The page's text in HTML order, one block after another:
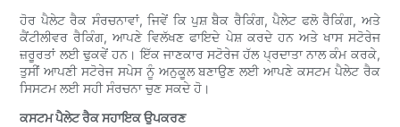
ਹੋਰ ਪੈਲੇਟ ਰੈਕ ਸੰਰਚਨਾਵਾਂ, ਜਿਵੇਂ ਕਿ ਪੁਸ਼ ਬੈਕ ਰੈਕਿੰਗ, ਪੈਲੇਟ ਫਲੋ ਰੈਕਿੰਗ, ਅਤੇ
ਕੈਂਟੀਲੀਵਰ ਰੈਕਿੰਗ, ਆਪਣੇ ਵਿਲੱਖਣ ਫਾਇਦੇ ਪੇਸ਼ ਕਰਦੇ ਹਨ ਅਤੇ ਖਾਸ ਸਟੋਰੇਜ
ਜ਼ਰੂਰਤਾਂ ਲਈ ਢੁਕਵੇਂ ਹਨ। ਇੱਕ ਜਾਣਕਾਰ ਸਟੋਰੇਜ ਹੱਲ ਪ੍ਰਦਾਤਾ ਨਾਲ ਕੰਮ ਕਰਕੇ,
ਤੁਸੀਂ ਆਪਣੀ ਸਟੋਰੇਜ ਸਪੇਸ ਨੂੰ ਅਨੁਕੂਲ ਬਣਾਉਣ ਲਈ ਆਪਣੇ ਕਸਟਮ ਪੈਲੇਟ ਰੈਕ
ਸਿਸਟਮ ਲਈ ਸਹੀ ਸੰਰਚਨਾ ਚੁਣ ਸਕਦੇ ਹੋ।
ਕਸਟਮ ਪੈਲੇਟ ਰੈਕ ਸਹਾਇਕ ਉਪਕਰਣ